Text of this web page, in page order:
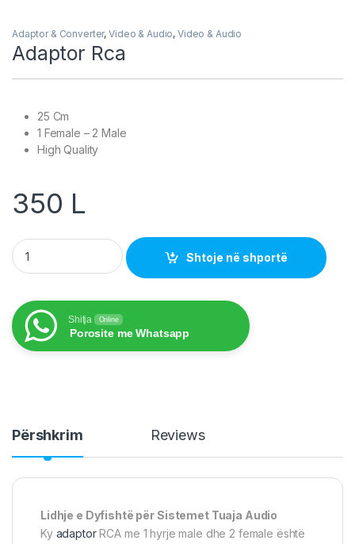
Adaptor & Converter,Video & Audio, Video & Audio
Adaptor Rca
25 Cm
1 Female – 2 Male
High Quality
350 L
Adaptor Rca quantity
Shtoje në shportë
Shitja Online
Porosite me Whatsapp
Përshkrim Reviews
Lidhje e Dyfishtë për Sistemet Tuaja Audio
Ky adaptorRCA me 1 hyrje male dhe 2 female është